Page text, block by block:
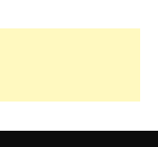
nuomonės